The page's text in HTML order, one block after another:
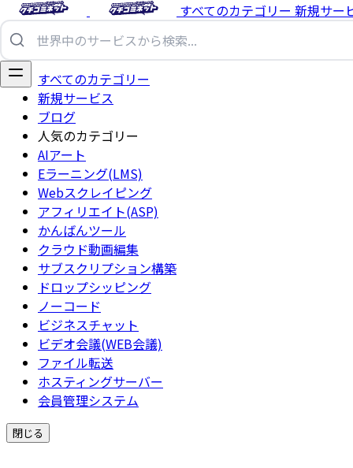
すべてのカテゴリー 新規サー
すべてのカテゴリー
新規サービス
ブログ
人気のカテゴリー
AIアート
Eラーニング(LMS)
Webスクレイピング
アフィリエイト(ASP)
かんばんツール
クラウド動画編集
サブスクリプション構築
ドロップシッピング
ノーコード
ビジネスチャット
ビデオ会議(WEB会議)
ファイル転送
ホスティングサーバー
会員管理システム
閉じる